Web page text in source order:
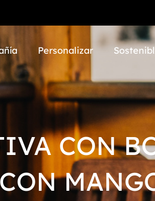
Personalizar
CON